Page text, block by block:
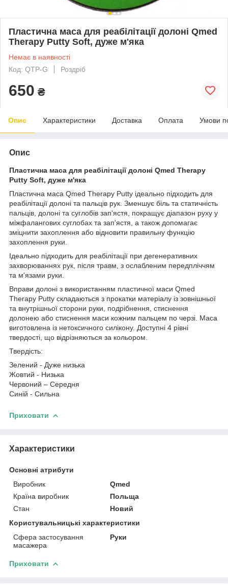
Пластична маса для реабілітації долоні Qmed
Therapy Putty Soft, дуже м'яка
Немає в наявності
Код: QTP-G
Роздріб
650 ₴
Опис Характеристики Доставка Оплата Умови
Опис
Пластична маса для реабілітації долоні Qmed Therapy
Putty Soft, дуже м'яка
Пластична маса Qmed Therapy Putty ідеально підходить для
реабілітації долоні та пальців рук. Зменшує біль та статичність
пальців, долоні та суглобів зап'ястя, покращує діапазон руху у
міжфалангових суглобах та зап'ястя, а також допомагає
зміцнити захоплення або відновити правильну функцію
захоплення руки.
Ідеально підходить для реабілітації при дегенеративних
захворюваннях рук, після травм, з ослабленим передпліччям
та м'язами руки.
Вправи долоні з використанням пластичної маси Qmed
Therapy Putty складаються з прокатки матеріалу із зовнішньої
та внутрішньої сторони руки, подрібнення, стиснення
долонею або стиснення маси кожним пальцем по черзі. Маса
виготовлена із нетоксичного силікону. Доступні 4 рівні
твердості, що відрізняються за кольором.
Твердість:
Зелений - Дуже низька
Жовтий - Низька
Червоний – Середня
Синій - Сильна
Приховати
Характеристики
Основні атрибути
Виробник
Qmed
Країна виробник
Польща
Стан
Новий
Користувальницькі характеристики
Сфера застосування
масажера
Руки
Приховати